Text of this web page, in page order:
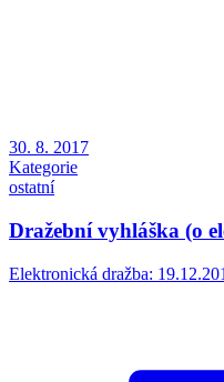
30. 8. 2017
Kategorie
ostatní
Dražební vyhláška (o
Elektronická dražba: